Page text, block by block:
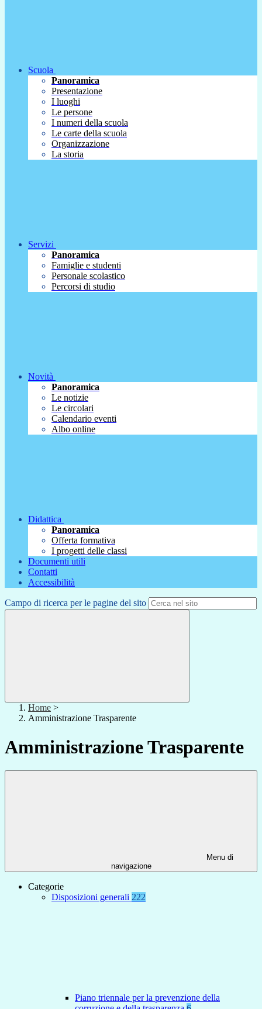
Scuola
Panoramica
Presentazione
I luoghi
Le persone
I numeri della scuola
Le carte della scuola
Organizzazione
La storia
Servizi
Panoramica
Famiglie e studenti
Personale scolastico
Percorsi di studio
Novità
Panoramica
Le notizie
Le circolari
Calendario eventi
Albo online
Didattica
Panoramica
Offerta formativa
I progetti delle classi
Documenti utili
Contatti
Accessibilità
Campo di ricerca per le pagine del sito
Home >
Amministrazione Trasparente
Amministrazione Trasparente
Menu di
navigazione
Categorie
Disposizioni generali 222
Piano triennale per la prevenzione della